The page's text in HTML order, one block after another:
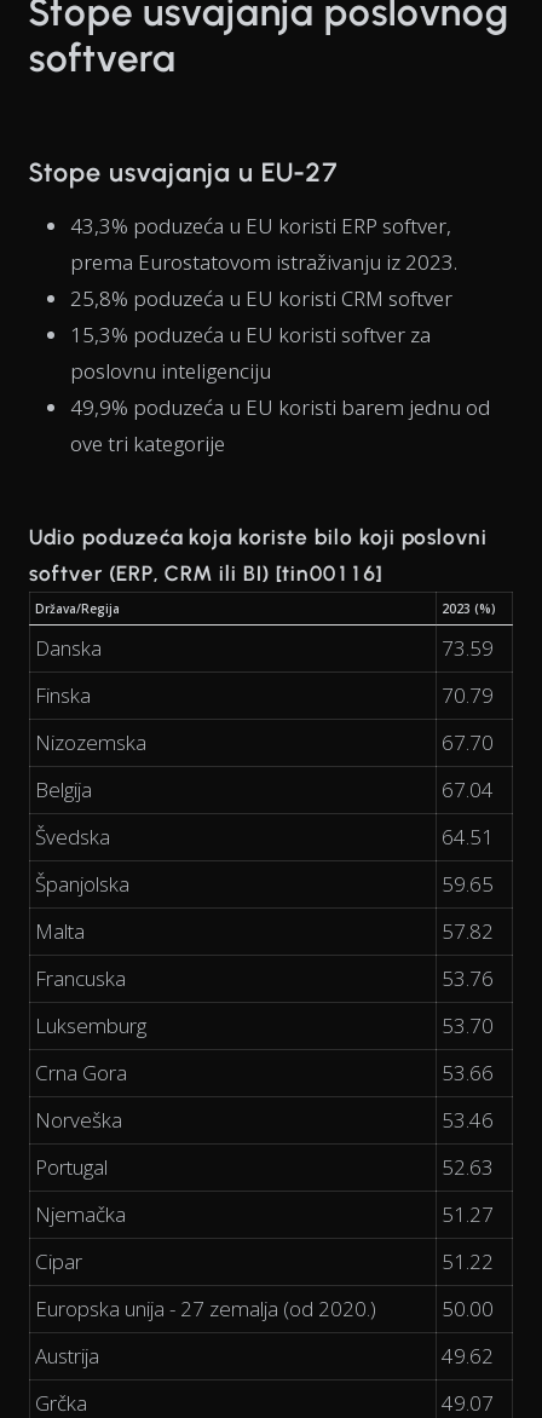
Stope usvajanja poslovnog
softvera
Stope usvajanja u EU-27
43,3% poduzeća u EU koristi ERP softver,
prema Eurostatovom istraživanju iz 2023.
25,8% poduzeća u EU koristi CRM softver
15,3% poduzeća u EU koristi softver za
poslovnu inteligenciju
49,9% poduzeća u EU koristi barem jednu od
ove tri kategorije
Udio poduzeća koja koriste bilo koji poslovni
softver (ERP, CRM ili BI) [tin00116]
Država/Regija 2023 (%)
Danska
73.59
Finska
70.79
Nizozemska
67.70
Belgija
67.04
Švedska
64.51
Španjolska
59.65
Malta
57.82
Francuska
53.76
Luksemburg
53.70
Crna Gora
53.66
Norveška
53.46
Portugal
52.63
Njemačka
51.27
Cipar
51.22
Europska unija - 27 zemalja (od 2020.)
50.00
Austrija
49.62
Grčka
49.07